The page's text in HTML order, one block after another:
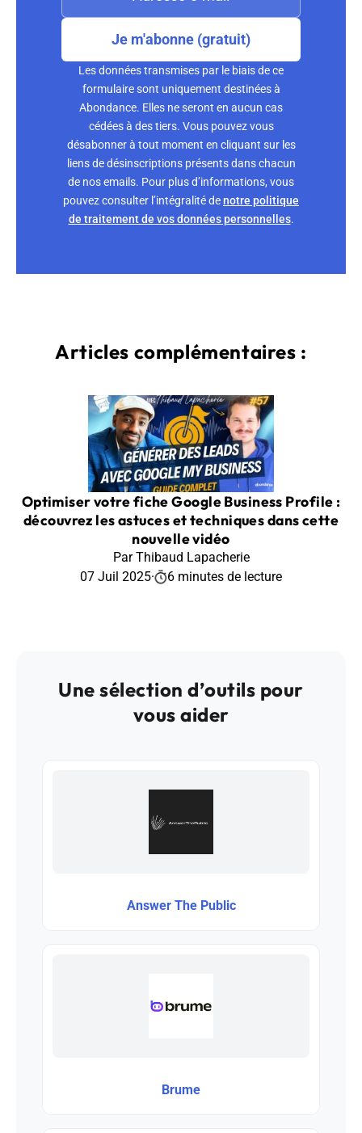
Je m'abonne (gratuit)
Les données transmises par le biais de ce
formulaire sont uniquement destinées à
Abondance. Elles ne seront en aucun cas
cédées à des tiers. Vous pouvez vous
désabonner à tout moment en cliquant sur les
liens de désinscriptions présents dans chacun
de nos emails. Pour plus d’informations, vous
pouvez consulter l’intégralité denotre politique
de traitement de vos données personnelles.
Articles complémentaires :
Optimiser votre fiche Google Business Profile :
découvrez les astuces et techniques dans cette
nouvelle vidéo
Par Thibaud Lapacherie
07 Juil 2025· 6 minutes de lecture
Une sélection d’outils pour
vous aider
Answer The Public
Brume